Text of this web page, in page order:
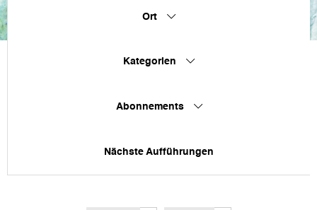
Ort
Kategorien
Abonnements
Nächste Aufführungen